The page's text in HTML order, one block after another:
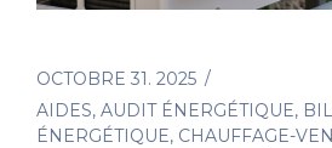
OCTOBRE 31. 2025
AIDES, AUDIT ÉNERGÉTIQUE,
ÉNERGÉTIQUE, CHAUFFAGE-